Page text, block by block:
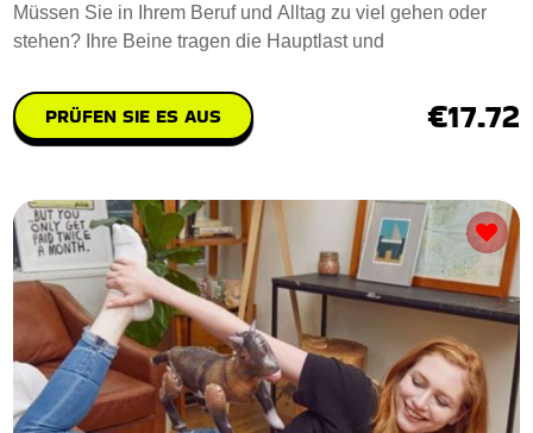
Müssen Sie in Ihrem Beruf und Alltag zu viel gehen oder
stehen? Ihre Beine tragen die Hauptlast und
PRÜFEN SIE ES AUS €17.72